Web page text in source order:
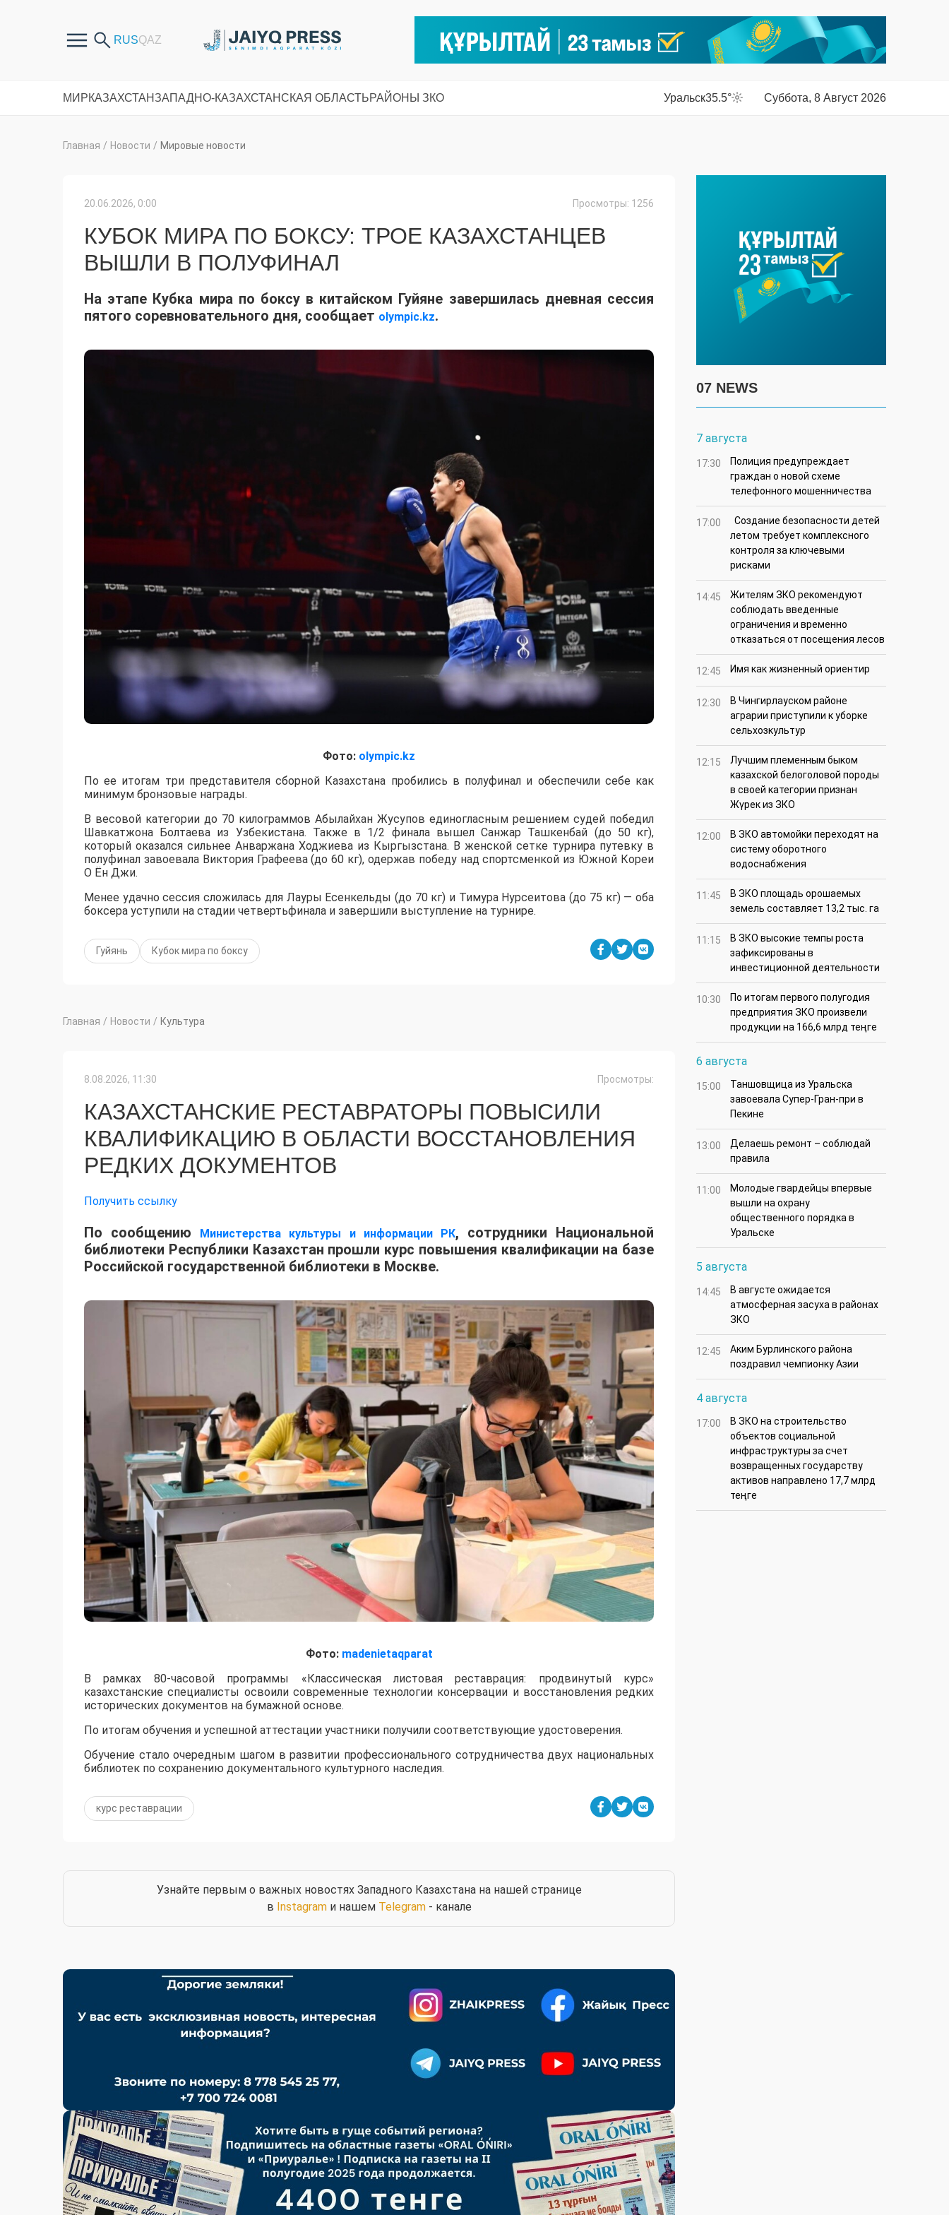
МИРКАЗАХСТАНЗАПАДНО-КАЗАХСТАНСКАЯ ОБЛАСТЬРАЙОНЫ ЗКО Уральск35.5° Суббота, 8 Август 2026
Главная / Новости / Мировые новости
20.06.2026, 0:00 Просмотры: 1256
КУБОК МИРА ПО БОКСУ: ТРОЕ КАЗАХСТАНЦЕВ
ВЫШЛИ В ПОЛУФИНАЛ
На этапе Кубка мира по боксу в китайском Гуйяне завершилась дневная сессия
пятого соревновательного дня, сообщает olympic.kz.
Фото: olympic.kz
По ее итогам три представителя сборной Казахстана пробились в полуфинал и обеспечили себе как
минимум бронзовые награды.
В весовой категории до 70 килограммов Абылайхан Жусупов единогласным решением судей победил
Шавкатжона Болтаева из Узбекистана. Также в 1/2 финала вышел Санжар Ташкенбай (до 50 кг),
который оказался сильнее Анваржана Ходжиева из Кыргызстана. В женской сетке турнира путевку в
полуфинал завоевала Виктория Графеева (до 60 кг), одержав победу над спортсменкой из Южной Кореи
О Ён Джи.
Менее удачно сессия сложилась для Лауры Есенкельды (до 70 кг) и Тимура Нурсеитова (до 75 кг) — оба
боксера уступили на стадии четвертьфинала и завершили выступление на турнире.
Гуйянь Кубок мира по боксу
Главная / Новости / Культура
8.08.2026, 11:30 Просмотры:
КАЗАХСТАНСКИЕ РЕСТАВРАТОРЫ ПОВЫСИЛИ
КВАЛИФИКАЦИЮ В ОБЛАСТИ ВОССТАНОВЛЕНИЯ
РЕДКИХ ДОКУМЕНТОВ
Получить ссылку
​По сообщению Министерства культуры и информации РК, сотрудники Национальной
библиотеки Республики Казахстан прошли курс повышения квалификации на базе
Российской государственной библиотеки в Москве.
Фото: madenietaqparat
​В рамках 80-часовой программы «Классическая листовая реставрация: продвинутый курс»
казахстанские специалисты освоили современные технологии консервации и восстановления редких
исторических документов на бумажной основе.
По итогам обучения и успешной аттестации участники получили соответствующие удостоверения.
Обучение стало очередным шагом в развитии профессионального сотрудничества двух национальных
библиотек по сохранению документального культурного наследия.
курс реставрации
Узнайте первым о важных новостях Западного Казахстана на нашей странице
в Instagramи нашем Telegram- канале
07 NEWS
7 августа
17:30
Полиция предупреждает
граждан о новой схеме
телефонного мошенничества
17:00
Создание безопасности детей
летом требует комплексного
контроля за ключевыми
рисками
14:45
Жителям ЗКО рекомендуют
соблюдать введенные
ограничения и временно
отказаться от посещения лесов
12:45 Имя как жизненный ориентир
12:30
В Чингирлауском районе
аграрии приступили к уборке
сельхозкультур
12:15
Лучшим племенным быком
казахской белоголовой породы
в своей категории признан
Жүрек из ЗКО
12:00
В ЗКО автомойки переходят на
систему оборотного
водоснабжения
11:45
В ЗКО площадь орошаемых
земель составляет 13,2 тыс. га
11:15
В ЗКО высокие темпы роста
зафиксированы в
инвестиционной деятельности
10:30
По итогам первого полугодия
предприятия ЗКО произвели
продукции на 166,6 млрд теңге
6 августа
15:00
Таншовщица из Уральска
завоевала Супер-Гран-при в
Пекине
13:00
Делаешь ремонт – соблюдай
правила
11:00
Молодые гвардейцы впервые
вышли на охрану
общественного порядка в
Уральске
5 августа
14:45
В августе ожидается
атмосферная засуха в районах
ЗКО
12:45
Аким Бурлинского района
поздравил чемпионку Азии
4 августа
17:00
В ЗКО на строительство
объектов социальной
инфраструктуры за счет
возвращенных государству
активов направлено 17,7 млрд
теңге